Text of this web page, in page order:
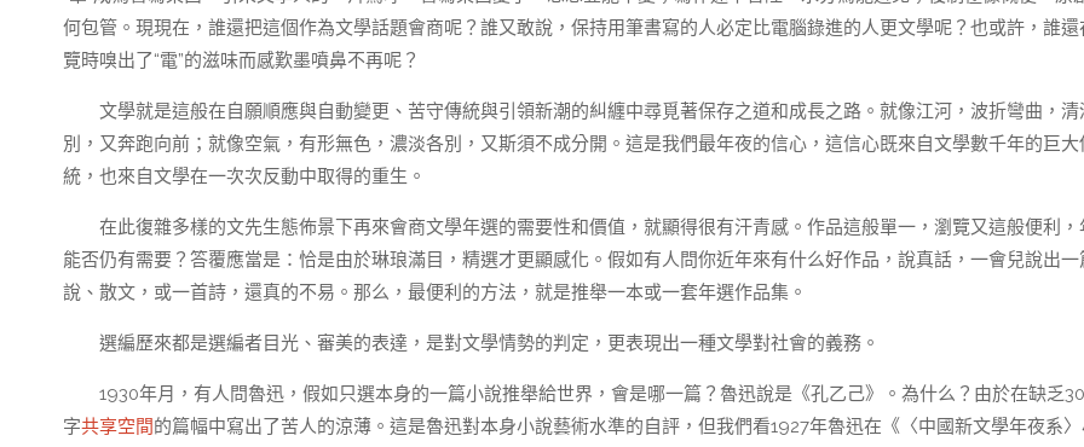
何包管。現現在，誰還把這個作為文學話題會商呢？誰又敢說，保持用筆書寫的人必定比電腦錄進的人更文學呢？也或許，誰還
覽時嗅出了“電”的滋味而感歎墨噴鼻不再呢？
文學就是這般在自願順應與自動變更、苦守傳統與引領新潮的糾纏中尋覓著保存之道和成長之路。就像江河，波折彎曲，清
別，又奔跑向前；就像空氣，有形無色，濃淡各別，又斯須不成分開。這是我們最年夜的信心，這信心既來自文學數千年的巨大
統，也來自文學在一次次反動中取得的重生。
在此復雜多樣的文先生態佈景下再來會商文學年選的需要性和價值，就顯得很有汗青感。作品這般單一，瀏覽又這般便利，
能否仍有需要？答覆應當是：恰是由於琳琅滿目，精選才更顯感化。假如有人問你近年來有什么好作品，說真話，一會兒說出一
說、散文，或一首詩，還真的不易。那么，最便利的方法，就是推舉一本或一套年選作品集。
選編歷來都是選編者目光、審美的表達，是對文學情勢的判定，更表現出一種文學對社會的義務。
1930年月，有人問魯迅，假如只選本身的一篇小說推舉給世界，會是哪一篇？魯迅說是《孔乙己》。為什么？由於在缺乏
字共享空間的篇幅中寫出了苦人的涼薄。這是魯迅對本身小說藝術水準的自評，但我們看1927年魯迅在《〈中國新文學年夜系